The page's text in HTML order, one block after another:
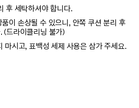
후 세탁하셔야 합니다.
이 손상될 수 있으니, 안쪽 쿠션 분리 후
(드라이클리닝 불가)
마시고, 표백성 세제 사용은 삼가 주세요.